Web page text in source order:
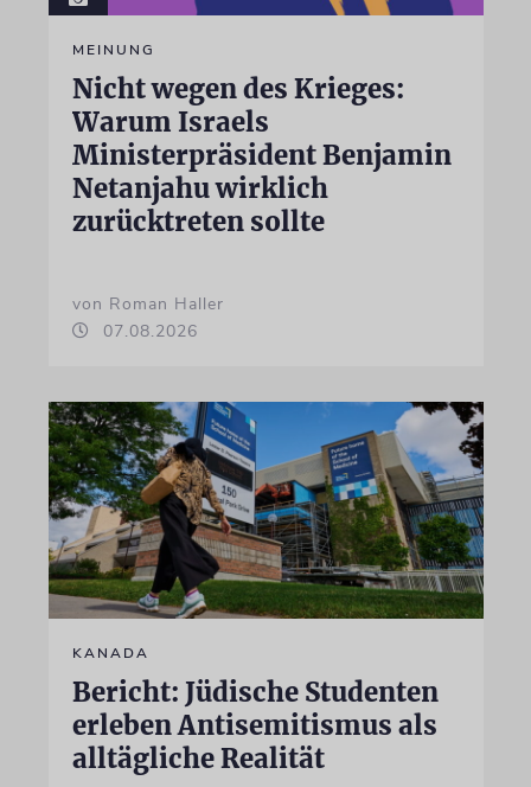
MEINUNG
Nicht wegen des Krieges:
Warum Israels
Ministerpräsident Benjamin
Netanjahu wirklich
zurücktreten sollte
von Roman Haller
07.08.2026
KANADA
Bericht: Jüdische Studenten
erleben Antisemitismus als
alltägliche Realität